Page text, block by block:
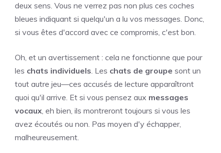
deux sens. Vous ne verrez pas non plus ces coches
bleues indiquant si quelqu'un a lu vos messages. Donc,
si vous êtes d'accord avec ce compromis, c'est bon.
Oh, et un avertissement : cela ne fonctionne que pour
les chats individuels. Les chats de groupe sont un
tout autre jeu—ces accusés de lecture apparaîtront
quoi qu'il arrive. Et si vous pensez aux messages
vocaux, eh bien, ils montreront toujours si vous les
avez écoutés ou non. Pas moyen d'y échapper,
malheureusement.